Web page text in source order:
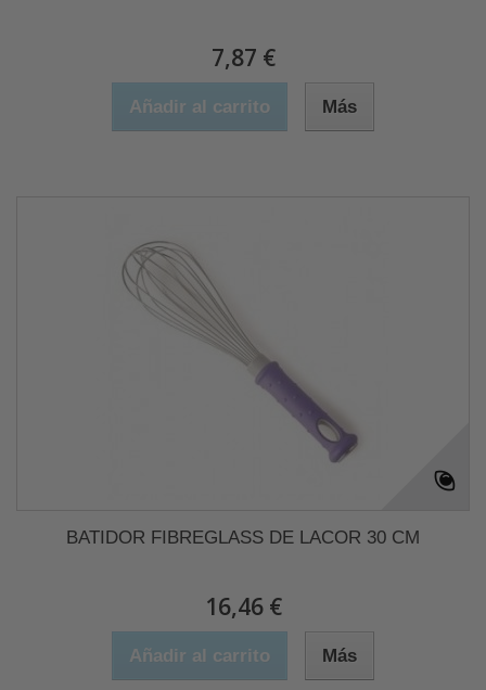
7,87 €
Añadir al carrito Más
BATIDOR FIBREGLASS DE LACOR 30 CM
16,46 €
Añadir al carrito Más